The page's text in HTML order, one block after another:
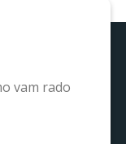
vam rado